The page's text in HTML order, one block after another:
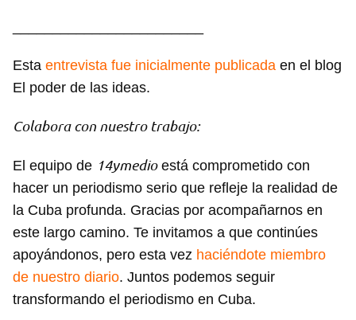
Esta entrevista fue inicialmente publicada en el blog
El poder de las ideas.
Colabora con nuestro trabajo:
El equipo de 14ymedioestá comprometido con
hacer un periodismo serio que refleje la realidad de
la Cuba profunda. Gracias por acompañarnos en
este largo camino. Te invitamos a que continúes
apoyándonos, pero esta vez haciéndote miembro
de nuestro diario. Juntos podemos seguir
transformando el periodismo en Cuba.